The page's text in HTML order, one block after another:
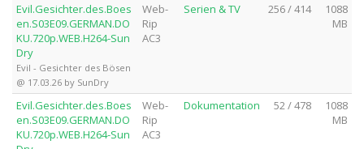
Evil.Gesichter.des.Boes
en.S03E09.GERMAN.DO
KU.720p.WEB.H264-Sun
Dry
Evil - Gesichter des Bösen
@ 17.03.26 by SunDry
Web-
Rip
AC3
Serien & TV 256 / 414
1088
MB
Evil.Gesichter.des.Boes
en.S03E09.GERMAN.DO
KU.720p.WEB.H264-Sun
Web-
Rip
AC3
Dokumentation 52 / 478
1088
MB